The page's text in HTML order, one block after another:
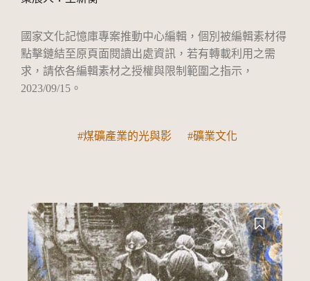
國家文化記憶庫專案推動中心編輯，個別被編輯素材得
點擊鏈結至原頁面閱讀出處資訊，若有轉載利用之需
求，請依各編輯素材之授權與限制範圍之指示，
2023/09/15。
關鍵詞
煤礦產業的光與影 礦業文化